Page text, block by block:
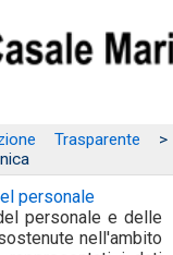
Trasparente >
personale
personale e delle
nell'ambito